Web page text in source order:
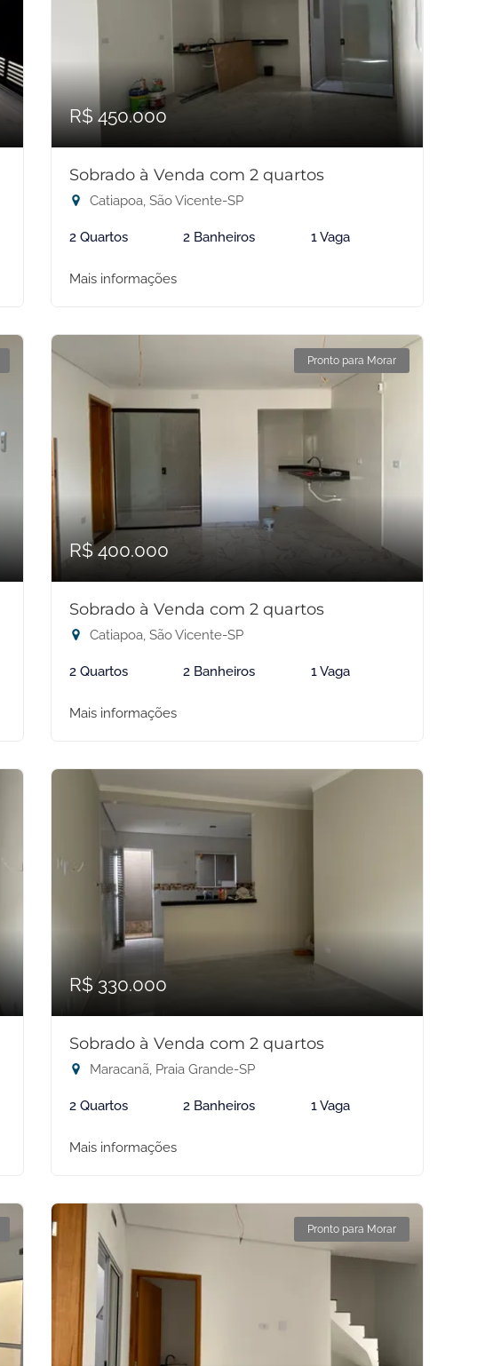
R$ 450.000
Sobrado à Venda com 2 quartos
Catiapoa, São Vicente-SP
2 Quartos 2 Banheiros 1 Vaga
Mais informações
Pronto para Morar
R$ 400.000
Sobrado à Venda com 2 quartos
Catiapoa, São Vicente-SP
2 Quartos 2 Banheiros 1 Vaga
Mais informações
R$ 330.000
Sobrado à Venda com 2 quartos
Maracanã, Praia Grande-SP
2 Quartos 2 Banheiros 1 Vaga
Mais informações
Pronto para Morar